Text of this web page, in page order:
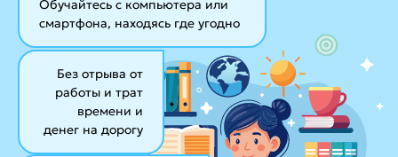
Обучайтесь с компьютера или
смартфона, находясь где угодно
Без отрыва от
работы и трат
времени и
денег на дорогу